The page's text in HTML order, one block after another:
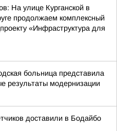
На улице Курганской в
продолжаем комплексный
«Инфраструктура для
больница представила
результаты модернизации
доставили в Бодайбо